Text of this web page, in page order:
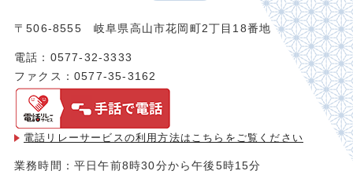
〒506-8555 岐阜県高山市花岡町2丁目18番地
電話：0577-32-3333
ファクス：0577-35-3162
電話リレーサービスの利用方法は こちらをご覧ください
業務時間：平日午前8時30分から午後5時15分